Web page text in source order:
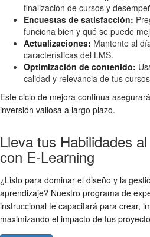
finalización de cursos y
Encuestas de satisfacción:
funciona bien y qué se puede
Actualizaciones: Mantente al
características del LMS.
Optimización de contenido:
calidad y relevancia de tus
Este ciclo de mejora continua
inversión valiosa a largo plazo.
Lleva tus Habilidades
con E-Learning
¿Listo para dominar el diseño y la
aprendizaje? Nuestro programa de
instruccional te capacitará para crear,
maximizando el impacto de tus